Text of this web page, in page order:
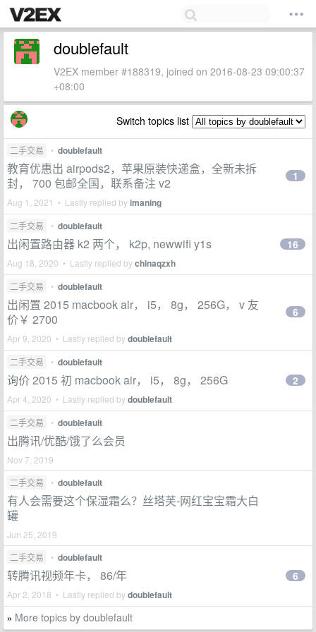
doublefault
V2EX member #188319, joined on 2016-08-23 09:00:37
+08:00
Switch topics list
二手交易 • doublefault
教育优惠出 airpods2，苹果原装快递盒，全新未拆
封， 700 包邮全国，联系备注 v2
Aug 1, 2021 • Lastly replied byimaning
1
二手交易 • doublefault
出闲置路由器 k2 两个， k2p, newwifi y1s
Aug 18, 2020 • Lastly replied bychinaqzxh
16
二手交易 • doublefault
出闲置 2015 macbook air， i5， 8g， 256G， v 友
价￥ 2700
Apr 9, 2020 • Lastly replied bydoublefault
6
二手交易 • doublefault
询价 2015 初 macbook air， i5， 8g， 256G
Apr 4, 2020 • Lastly replied bydoublefault
2
二手交易 • doublefault
出腾讯/优酷/饿了么会员
Nov 7, 2019
二手交易
• doublefault
有人会需要这个保湿霜么？丝塔芙-网红宝宝霜大白
罐
Jun 25, 2019
二手交易
• doublefault
转腾讯视频年卡， 86/年
Apr 2, 2018 • Lastly replied bydoublefault
6
» More topics by doublefault